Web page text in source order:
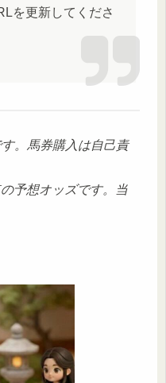
を更新してくださ
。馬券購入は自己責
予想オッズです。当